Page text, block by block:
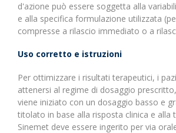
d'azione può essere soggetta alla
e alla specifica formulazione utilizzata
compresse a rilascio immediato o a
Uso corretto e istruzioni
Per ottimizzare i risultati terapeutici, i
attenersi al regime di dosaggio
viene iniziato con un dosaggio basso e
titolato in base alla risposta clinica e alla
Sinemet deve essere ingerito per via